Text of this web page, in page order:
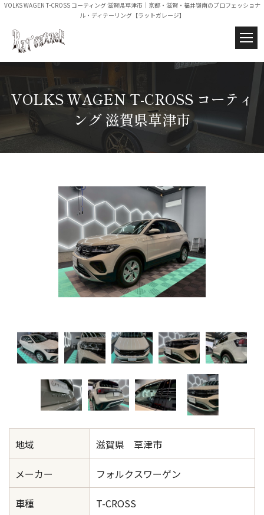
VOLKS WAGEN T-CROSS コーティング 滋賀県草津市｜京都・滋賀・福井嶺南のプロフェッショナ
ル・ディテーリング【ラットガレージ】
VOLKS WAGEN T-CROSS コーティ
ング 滋賀県草津市
地域 滋賀県 草津市
メーカー フォルクスワーゲン
車種 T-CROSS